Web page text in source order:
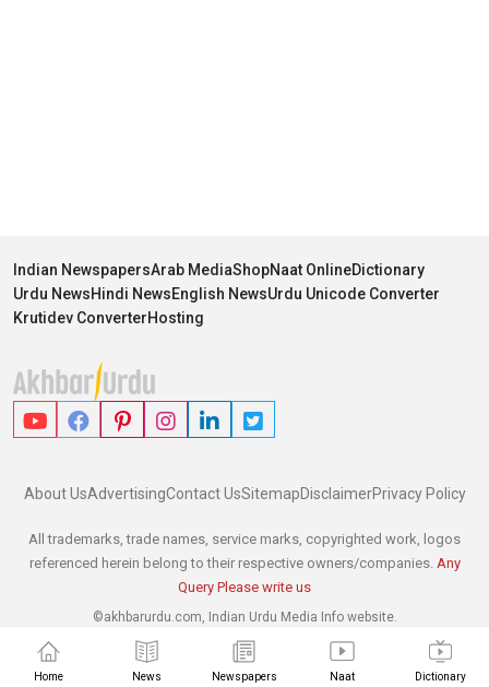
Indian NewspapersArab MediaShopNaat OnlineDictionary
Urdu NewsHindi NewsEnglish NewsUrdu Unicode Converter
Krutidev ConverterHosting
About UsAdvertisingContact UsSitemapDisclaimerPrivacy Policy
All trademarks, trade names, service marks, copyrighted work, logos
referenced herein belong to their respective owners/companies. Any
Query Please write us
©akhbarurdu.com, Indian Urdu Media Info website.
Home News Newspapers Naat Dictionary